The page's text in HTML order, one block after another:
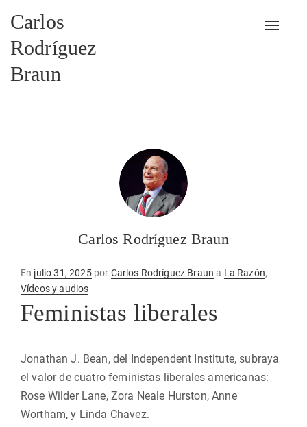
Carlos
Rodríguez
Braun
Carlos Rodríguez Braun
En Publicado
en
julio 31, 2025por Carlos Rodríguez Braun a La Razón,
Vídeos y audios
Feministas liberales
Jonathan J. Bean, del Independent Institute, subraya
el valor de cuatro feministas liberales americanas:
Rose Wilder Lane, Zora Neale Hurston, Anne
Wortham, y Linda Chavez.